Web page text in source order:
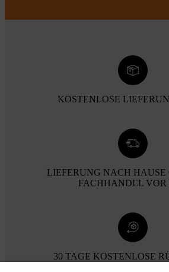
KOSTENLOSE
LIEFERUNG NACH HAUSE
FACHHANDEL VOR
30 TAGE KOSTENLOSE